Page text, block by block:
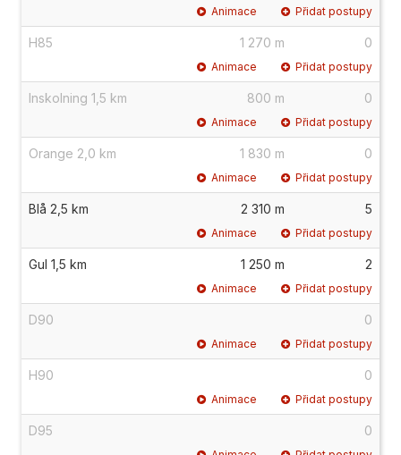
Animace Přidat postupy
H85 1 270 m 0
Animace Přidat postupy
Inskolning 1,5 km 800 m 0
Animace Přidat postupy
Orange 2,0 km 1 830 m 0
Animace Přidat postupy
Blå 2,5 km 2 310 m 5
Animace Přidat postupy
Gul 1,5 km 1 250 m 2
Animace Přidat postupy
D90 0
Animace Přidat postupy
H90 0
Animace Přidat postupy
D95 0